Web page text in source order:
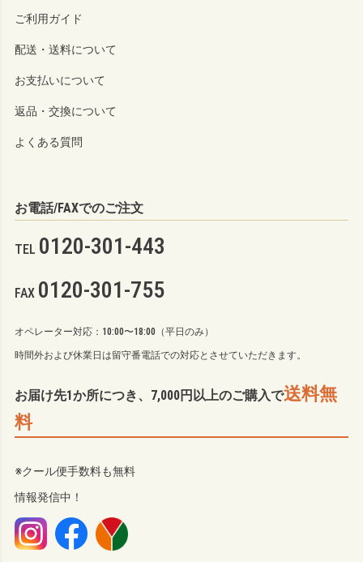
ご利用ガイド
配送・送料について
お支払いについて
返品・交換について
よくある質問
お電話/FAXでのご注文
TEL 0120-301-443
FAX 0120-301-755
オペレーター対応：10:00〜18:00（平日のみ）
時間外および休業日は留守番電話での対応とさせていただきます。
お届け先1か所につき、7,000円以上のご購入で送料無
料
※クール便手数料も無料
情報発信中！